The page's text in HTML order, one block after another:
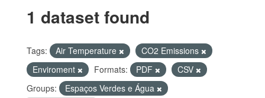
1 dataset found
Tags: Air Temperature
CO2 Emissions
Enviroment
Formats: PDF
CSV
Groups:
Espaços Verdes e Água